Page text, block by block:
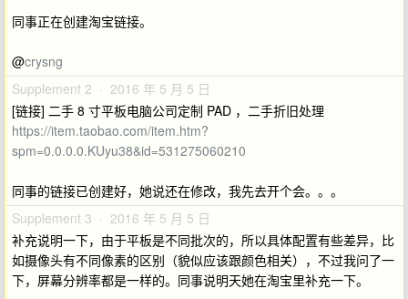
同事正在创建淘宝链接。
@crysng
Supplement 2 · 2016 年 5 月 5 日
[链接] 二手 8 寸平板电脑公司定制 PAD ，二手折旧处理
https://item.taobao.com/item.htm?
spm=0.0.0.0.KUyu38&id=531275060210
同事的链接已创建好，她说还在修改，我先去开个会。。。
Supplement 3 · 2016 年 5 月 5 日
补充说明一下，由于平板是不同批次的，所以具体配置有些差异，比
如摄像头有不同像素的区别（貌似应该跟颜色相关），不过我问了一
下，屏幕分辨率都是一样的。同事说明天她在淘宝里补充一下。